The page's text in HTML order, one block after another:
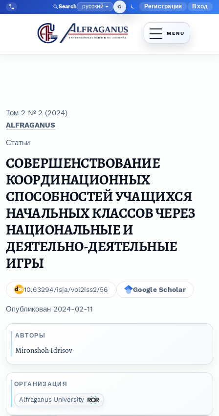
Перейти к главному меню навигации
Перейти к основному контенту
Перейти к нижнему колонтитулу сайта
Tel:
+998903350930 Search Язык
русский Меню
Регистрация Вход
Том 2 № 2 (2024)
ALFRAGANUS
Статьи
СОВЕРШЕНСТВОВАНИЕ
КООРДИНАЦИОННЫХ
СПОСОБНОСТЕЙ УЧАЩИХСЯ
НАЧАЛЬНЫХ КЛАССОВ ЧЕРЕЗ
НАЦИОНАЛЬНЫЕ И
ДЕЯТЕЛЬНО-ДЕЯТЕЛЬНЫЕ
ИГРЫ
10.63294/isja/vol2iss2/56 Google Scholar
Опубликован 2024-02-11
АВТОРЫ
Mironshoh Idrisov
ОРГАНИЗАЦИЯ
Alfraganus University